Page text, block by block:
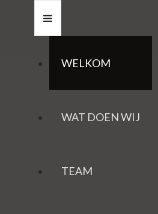
WELKOM
WAT DOEN WIJ
TEAM